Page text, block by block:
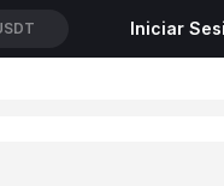
Iniciar